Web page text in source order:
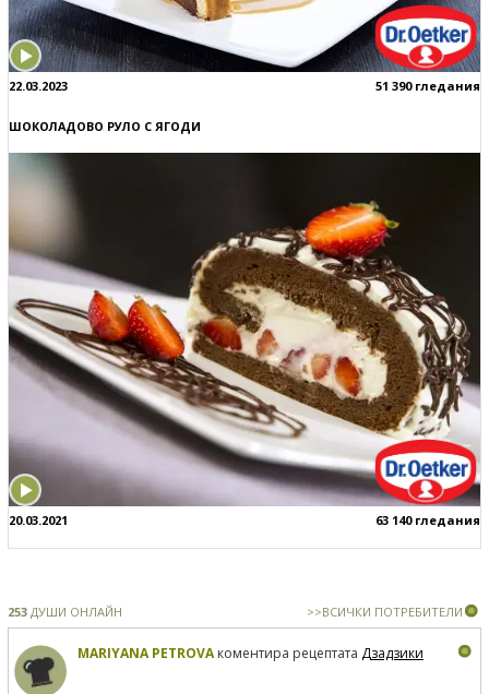
22.03.2023 51 390 гледания
ШОКОЛАДОВО РУЛО С ЯГОДИ
20.03.2021 63 140 гледания
253 ДУШИ ОНЛАЙН >>ВСИЧКИ ПОТРЕБИТЕЛИ
MARIYANA PETROVAкоментира рецептата Дзадзики